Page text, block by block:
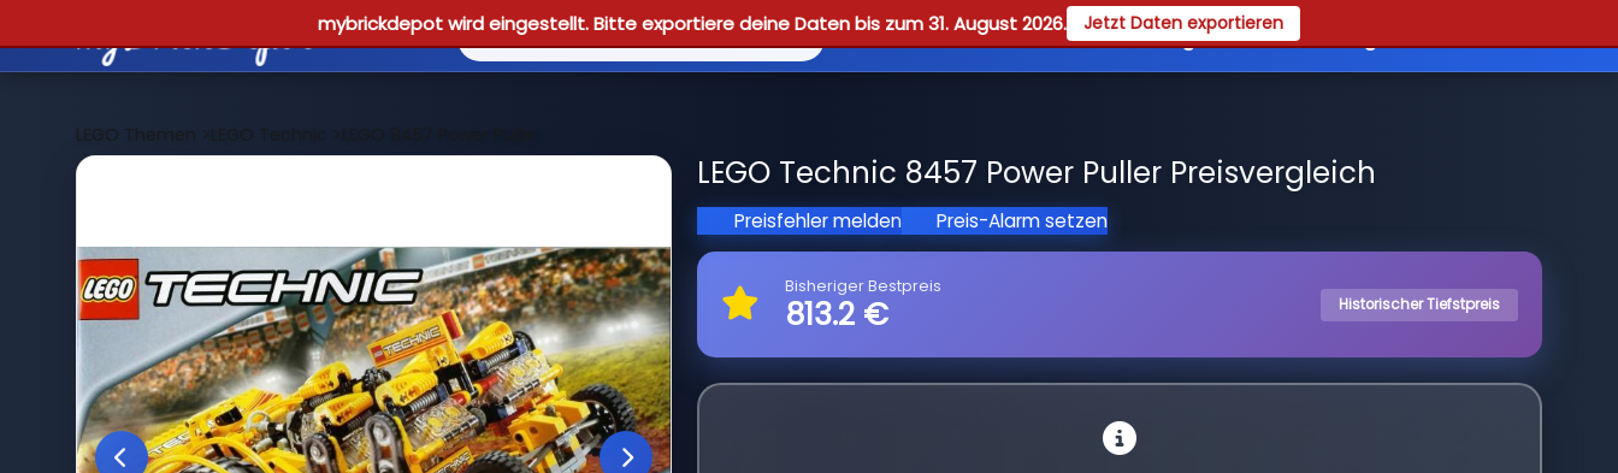
mybrickdepot wird eingestellt. Bitte exportiere deine Daten bis zum 31. August 2026. Jetzt Daten exportieren
Reviews Guides Registrieren
LEGO Themen >LEGO Technic >LEGO 8457 Power Puller
LEGO Technic 8457 Power Puller Preisvergleich
Preisfehler melden Preis-Alarm setzen
Bisheriger Bestpreis
813.2 € Historischer Tiefstpreis